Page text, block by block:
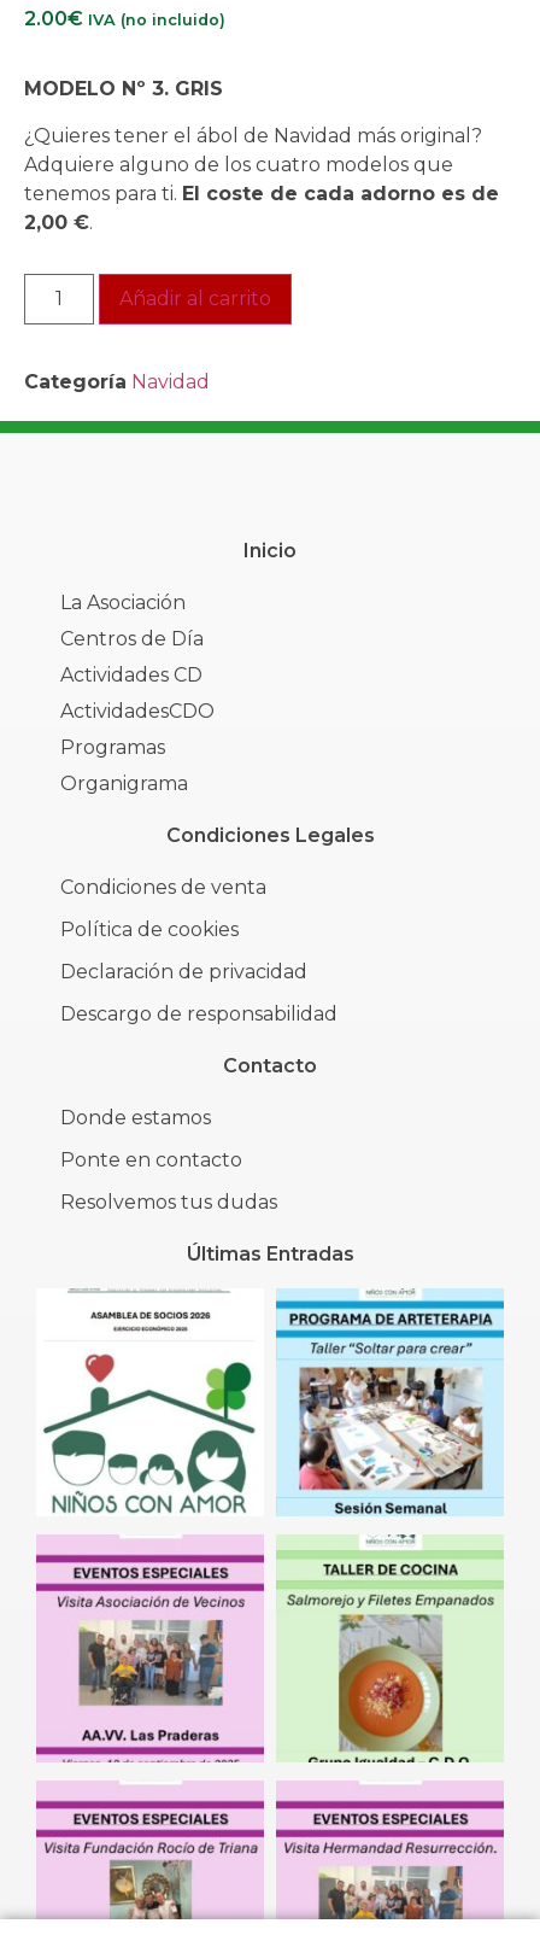
2.00€ IVA (no incluido)
MODELO Nº 3. GRIS
¿Quieres tener el ábol de Navidad más original?
Adquiere alguno de los cuatro modelos que
tenemos para ti. El coste de cada adorno es de
2,00 €.
Añadir al carrito
Categoría Navidad
Inicio
La Asociación
Centros de Día
Actividades CD
ActividadesCDO
Programas
Organigrama
Condiciones Legales
Condiciones de venta
Política de cookies
Declaración de privacidad
Descargo de responsabilidad
Contacto
Donde estamos
Ponte en contacto
Resolvemos tus dudas
Últimas Entradas